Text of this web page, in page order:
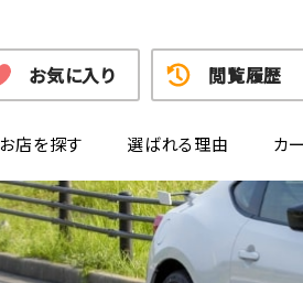
お店を探す 選ばれる理由 カ
お気に入り 閲覧履歴